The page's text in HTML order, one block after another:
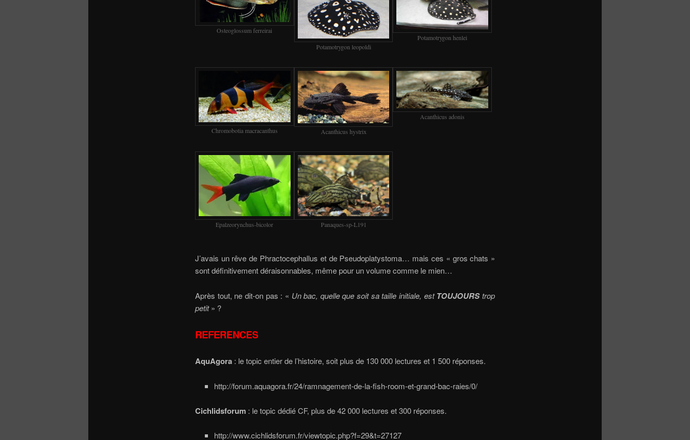
Osteoglossum ferreirai
Potamotrygon leopoldi
Potamotrygon henlei
Chromobotia macracanthus Acanthicus hystrix
Acanthicus adonis
Epalzeorynchus-bicolor Panaques-sp-L191
J’avais un rêve de Phractocephallus et de Pseudoplatystoma… mais ces « gros chats »
sont définitivement déraisonnables, même pour un volume comme le mien…
Après tout, ne dit-on pas : « Un bac, quelle que soit sa taille initiale, estTOUJOURStrop
petit» ?
REFERENCES
AquAgora: le topic entier de l’histoire, soit plus de 130 000 lectures et 1 500 réponses.
http://forum.aquagora.fr/24/ramnagement-de-la-fish-room-et-grand-bac-raies/0/
Cichlidsforum: le topic dédié CF, plus de 42 000 lectures et 300 réponses.
http://www.cichlidsforum.fr/viewtopic.php?f=29&t=27127